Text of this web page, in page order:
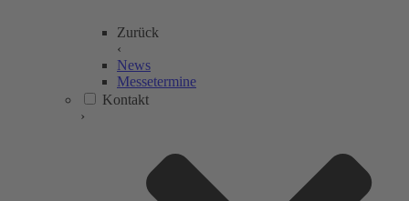
Zurück
‹
News
Messetermine
Kontakt
›